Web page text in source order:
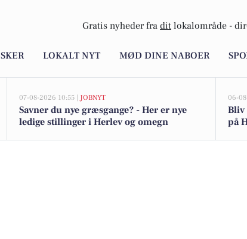
Gratis nyheder fra dit lokalområde -
LOKALT NYT MØD DINE NABOER
07-08-2026 10:55 | JOBNYT
Savner du nye græsgange? - Her er nye
ledige stillinger i Herlev og omegn
06-
Bliv
på